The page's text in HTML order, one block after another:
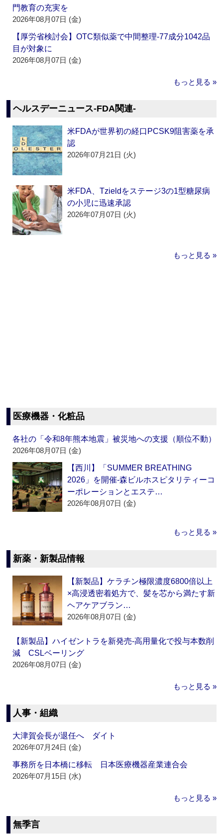
門教育の充実を
2026年08月07日 (金)
【厚労省検討会】OTC類似薬で中間整理‐77成分1042品
目が対象に
2026年08月07日 (金)
もっと見る »
ヘルスデーニュース‐FDA関連‐
米FDAが世界初の経口PCSK9阻害薬を承
認
2026年07月21日 (火)
米FDA、Tzieldをステージ3の1型糖尿病
の小児に迅速承認
2026年07月07日 (火)
もっと見る »
医療機器・化粧品
各社の「令和8年熊本地震」被災地への支援（順位不動）
2026年08月07日 (金)
【西川】「SUMMER BREATHING
2026」を開催‐森ビルホスピタリティーコ
ーポレーションとエステ…
2026年08月07日 (金)
もっと見る »
新薬・新製品情報
【新製品】ケラチン極限濃度6800倍以上
×高浸透密着処方で、髪を芯から満たす新
ヘアケアブラン…
2026年08月07日 (金)
【新製品】ハイゼントラを新発売‐高用量化で投与本数削
減 CSLベーリング
2026年08月07日 (金)
もっと見る »
人事・組織
大津賀会長が退任へ ダイト
2026年07月24日 (金)
事務所を日本橋に移転 日本医療機器産業連合会
2026年07月15日 (水)
もっと見る »
無季言